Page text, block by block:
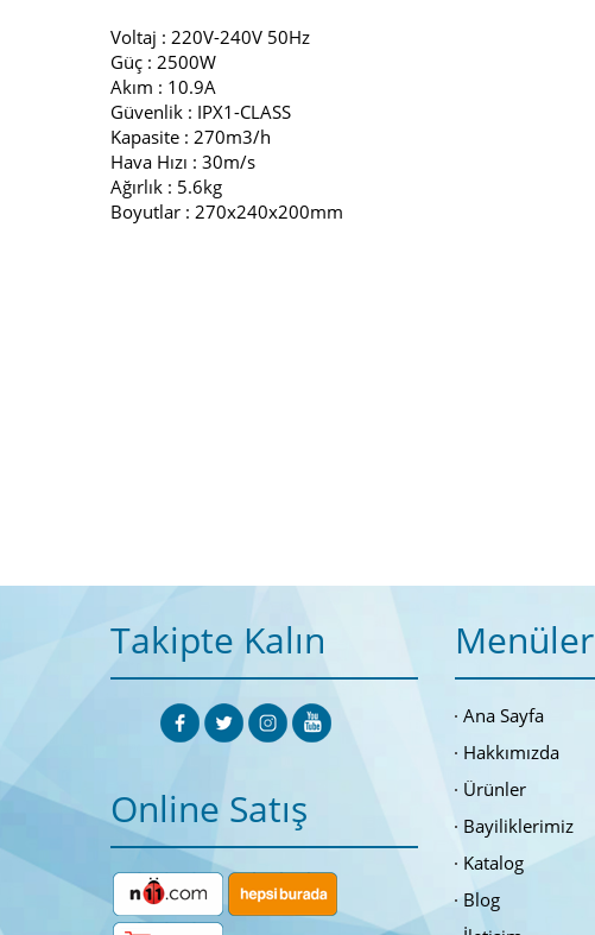
Voltaj : 220V-240V 50Hz
Güç : 2500W
Akım : 10.9A
Güvenlik : IPX1-CLASS
Kapasite : 270m3/h
Hava Hızı : 30m/s
Ağırlık : 5.6kg
Boyutlar : 270x240x200mm
Takipte Kalın
Online Satış
Menüler
Ana Sayfa
Hakkımızda
Ürünler
Bayiliklerimiz
Katalog
Blog